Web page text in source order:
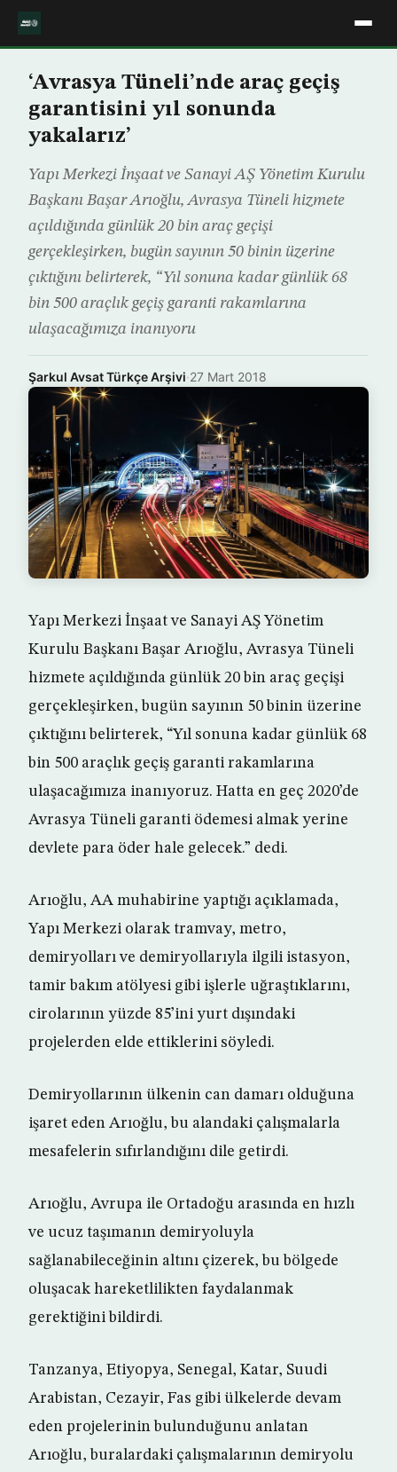
‘Avrasya Tüneli’nde araç geçiş
garantisini yıl sonunda
yakalarız’
Yapı Merkezi İnşaat ve Sanayi AŞ Yönetim Kurulu
Başkanı Başar Arıoğlu, Avrasya Tüneli hizmete
açıldığında günlük 20 bin araç geçişi
gerçekleşirken, bugün sayının 50 binin üzerine
çıktığını belirterek, “Yıl sonuna kadar günlük 68
bin 500 araçlık geçiş garanti rakamlarına
ulaşacağımıza inanıyoru
Şarkul Avsat Türkçe Arşivi·27 Mart 2018
Yapı Merkezi İnşaat ve Sanayi AŞ Yönetim
Kurulu Başkanı Başar Arıoğlu, Avrasya Tüneli
hizmete açıldığında günlük 20 bin araç geçişi
gerçekleşirken, bugün sayının 50 binin üzerine
çıktığını belirterek, “Yıl sonuna kadar günlük 68
bin 500 araçlık geçiş garanti rakamlarına
ulaşacağımıza inanıyoruz. Hatta en geç 2020’de
Avrasya Tüneli garanti ödemesi almak yerine
devlete para öder hale gelecek.” dedi.
Arıoğlu, AA muhabirine yaptığı açıklamada,
Yapı Merkezi olarak tramvay, metro,
demiryolları ve demiryollarıyla ilgili istasyon,
tamir bakım atölyesi gibi işlerle uğraştıklarını,
cirolarının yüzde 85’ini yurt dışındaki
projelerden elde ettiklerini söyledi.
Demiryollarının ülkenin can damarı olduğuna
işaret eden Arıoğlu, bu alandaki çalışmalarla
mesafelerin sıfırlandığını dile getirdi.
Arıoğlu, Avrupa ile Ortadoğu arasında en hızlı
ve ucuz taşımanın demiryoluyla
sağlanabileceğinin altını çizerek, bu bölgede
oluşacak hareketlilikten faydalanmak
gerektiğini bildirdi.
Tanzanya, Etiyopya, Senegal, Katar, Suudi
Arabistan, Cezayir, Fas gibi ülkelerde devam
eden projelerinin bulunduğunu anlatan
Arıoğlu, buralardaki çalışmalarının demiryolu